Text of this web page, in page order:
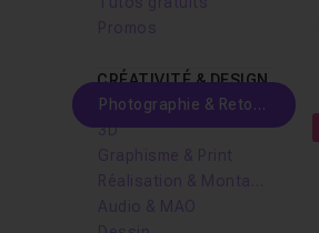
Promos
CRÉATIVITÉ & DESIGN
Photographie & Retouche
3D
Graphisme & Print
Audio & MAO